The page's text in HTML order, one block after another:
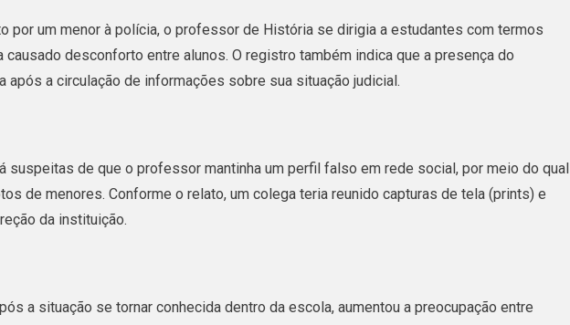
Condenado
Por
Estupro
Inadequada
por um menor à polícia, o professor de História se dirigia a estudantes com termos
causado desconforto entre alunos. O registro também indica que a presença do
após a circulação de informações sobre sua situação judicial.
suspeitas de que o professor mantinha um perfil falso em rede social, por meio do qual
de menores. Conforme o relato, um colega teria reunido capturas de tela (prints) e
da instituição.
a situação se tornar conhecida dentro da escola, aumentou a preocupação entre